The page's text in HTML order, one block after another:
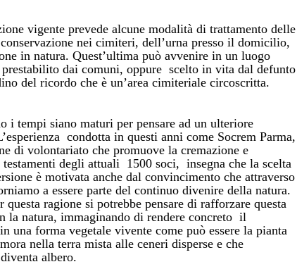
vigente prevede alcune modalità di trattamento delle
nei cimiteri, dell’urna presso il domicilio,
in natura. Quest’ultima può avvenire in un luogo
prestabilito dai comuni, oppure scelto in vita dal defunto
del ricordo che è un’area cimiteriale circoscritta.
i tempi siano maturi per pensare ad un ulteriore
condotta in questi anni come Socrem Parma,
di volontariato che promuove la cremazione e
degli attuali 1500 soci, insegna che la scelta
è motivata anche dal convincimento che attraverso
a essere parte del continuo divenire della natura.
questa ragione si potrebbe pensare di rafforzare questa
la natura, immaginando di rendere concreto il
una forma vegetale vivente come può essere la pianta
nella terra mista alle ceneri disperse e che
albero.